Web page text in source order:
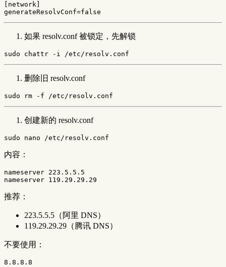
[network]
generateResolvConf=false
如果 resolv.conf 被锁定，先解锁
sudo chattr -i
删除旧 resolv.conf
sudo rm -f
创建新的 resolv.conf
sudo
内容：
nameserver 223.5.5.5
推荐：
223.5.5.5（阿里 DNS）
119.29.29.29（腾讯 DNS）
不要使用：
8.8.8.8